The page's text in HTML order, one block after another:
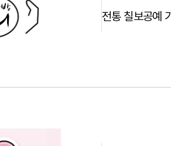
전통 칠보공예